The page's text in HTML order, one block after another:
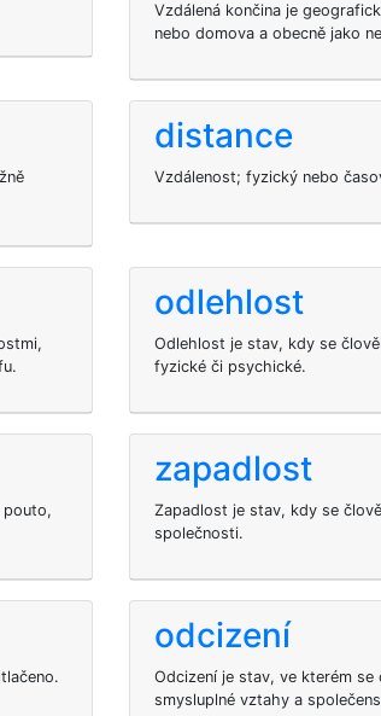
Vzdálená končina je
nebo domova a obecně jako
distance
Vzdálenost; fyzický nebo
odlehlost
Odlehlost je stav, kdy se
fyzické či psychické.
pouto,
zapadlost
Zapadlost je stav, kdy se
společnosti.
odcizení
Odcizení je stav, ve kterém
smysluplné vztahy a